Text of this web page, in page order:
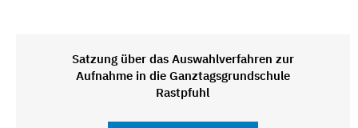
Satzung über das Auswahlverfahren zur
Aufnahme in die Ganztagsgrundschule
Rastpfuhl